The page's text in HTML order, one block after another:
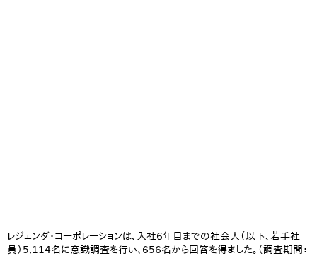
レジェンダ・コーポレーションは、入社6年目までの社会人（以下、若手社
員）5,114名に意識調査を行い、656名から回答を得ました。（調査期間：